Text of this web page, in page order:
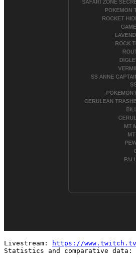
Livestream:
https://www.twitch.tv/
Statistics and comparative data: